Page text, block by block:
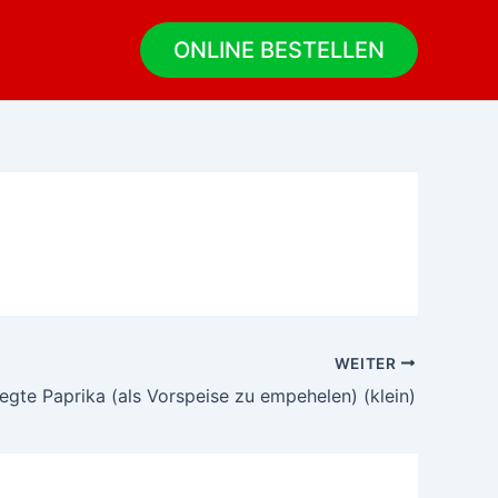
ONLINE BESTELLEN
WEITER
Paprika (als Vorspeise zu empehelen) (klein)